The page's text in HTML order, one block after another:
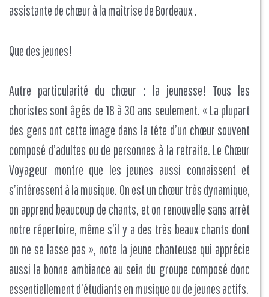
assistante de chœur à la maîtrise de Bordeaux .
Que des jeunes !
Autre particularité du chœur : la jeunesse ! Tous les
choristes sont âgés de 18 à 30 ans seulement. « La plupart
des gens ont cette image dans la tête d’un chœur souvent
composé d’adultes ou de personnes à la retraite. Le Chœur
Voyageur montre que les jeunes aussi connaissent et
s’intéressent à la musique. On est un chœur très dynamique,
on apprend beaucoup de chants, et on renouvelle sans arrêt
notre répertoire, même s’il y a des très beaux chants dont
on ne se lasse pas », note la jeune chanteuse qui apprécie
aussi la bonne ambiance au sein du groupe composé donc
essentiellement d’étudiants en musique ou de jeunes actifs.